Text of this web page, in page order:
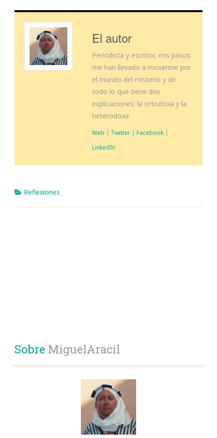
El autor
Periodista y escritor, mis pasos
me han llevado a moverme por
el mundo del misterio y de
todo lo que tiene dos
explicaciones: la ortodoxa y la
heterodoxa
Web | Twitter | Facebook |
LinkedIn
Reflexiones
Sobre MiguelAracil